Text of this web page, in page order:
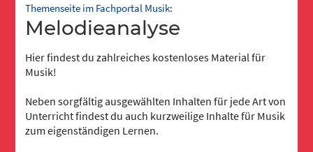
Themenseite im Fachportal Musik:
Melodieanalyse
Hier findest du zahlreiches kostenloses Material für
Musik!
Neben sorgfältig ausgewählten Inhalten für jede Art von
Unterricht findest du auch kurzweilige Inhalte für Musik
zum eigenständigen Lernen.